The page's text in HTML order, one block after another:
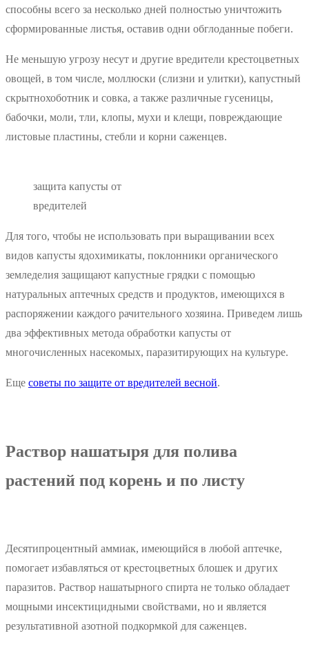
способны всего за несколько дней полностью уничтожить
сформированные листья, оставив одни обглоданные побеги.
Не меньшую угрозу несут и другие вредители крестоцветных
овощей, в том числе, моллюски (слизни и улитки), капустный
скрытнохоботник и совка, а также различные гусеницы,
бабочки, моли, тли, клопы, мухи и клещи, повреждающие
листовые пластины, стебли и корни саженцев.
защита капусты от
вредителей
Для того, чтобы не использовать при выращивании всех
видов капусты ядохимикаты, поклонники органического
земледелия защищают капустные грядки с помощью
натуральных аптечных средств и продуктов, имеющихся в
распоряжении каждого рачительного хозяина. Приведем лишь
два эффективных метода обработки капусты от
многочисленных насекомых, паразитирующих на культуре.
Еще советы по защите от вредителей весной.
Раствор нашатыря для полива
растений под корень и по листу
Десятипроцентный аммиак, имеющийся в любой аптечке,
помогает избавляться от крестоцветных блошек и других
паразитов. Раствор нашатырного спирта не только обладает
мощными инсектицидными свойствами, но и является
результативной азотной подкормкой для саженцев.